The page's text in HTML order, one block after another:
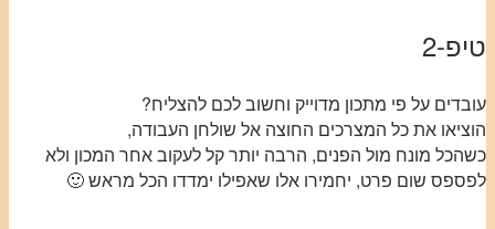
טיפ-2
עובדים על פי מתכון מדוייק וחשוב לכם להצליח?
הוציאו את כל המצרכים החוצה אל שולחן העבודה,
כשהכל מונח מול הפנים, הרבה יותר קל לעקוב אחר המכון ולא
לפספס שום פרט, יחמירו אלו שאפילו ימדדו הכל מראש 🙂